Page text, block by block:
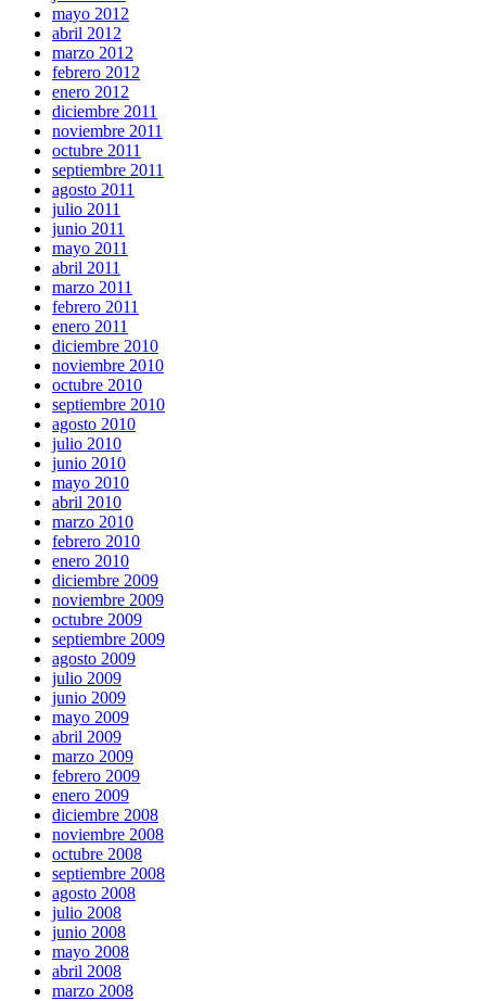
mayo 2012
abril 2012
marzo 2012
febrero 2012
enero 2012
diciembre 2011
noviembre 2011
octubre 2011
septiembre 2011
agosto 2011
julio 2011
junio 2011
mayo 2011
abril 2011
marzo 2011
febrero 2011
enero 2011
diciembre 2010
noviembre 2010
octubre 2010
septiembre 2010
agosto 2010
julio 2010
junio 2010
mayo 2010
abril 2010
marzo 2010
febrero 2010
enero 2010
diciembre 2009
noviembre 2009
octubre 2009
septiembre 2009
agosto 2009
julio 2009
junio 2009
mayo 2009
abril 2009
marzo 2009
febrero 2009
enero 2009
diciembre 2008
noviembre 2008
octubre 2008
septiembre 2008
agosto 2008
julio 2008
junio 2008
mayo 2008
abril 2008
marzo 2008